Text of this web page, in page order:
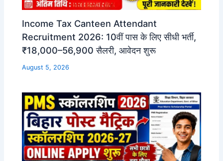
Income Tax Canteen Attendant
Recruitment 2026: 10वीं पास के लिए सीधी भर्ती,
₹18,000–56,900 सैलरी, आवेदन शुरू
August 5, 2026